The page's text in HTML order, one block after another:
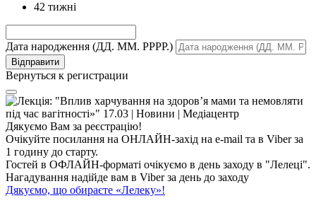
42 тижні
Дата народження (ДД. ММ. РРРР.)
Вернуться к регистрации
Дякуємо Вам за реєстрацію!
Очікуйте посилання на ОНЛАЙН-захід на e-mail та в Viber за
1 годину до старту.
Гостей в ОФЛАЙН-форматі очікуємо в день заходу в "Лелеці".
Нагадування надійде вам в Viber за день до заходу
Дякуємо, що обираєте «Лелеку»!